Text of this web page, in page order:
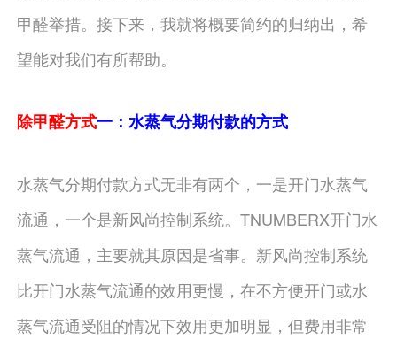
甲醛举措。接下来，我就将概要简约的归纳出，希
望能对我们有所帮助。
除甲醛方式一：水蒸气分期付款的方式
水蒸气分期付款方式无非有两个，一是开门水蒸气
流通，一个是新风尚控制系统。TNUMBERX开门水
蒸气流通，主要就其原因是省事。新风尚控制系统
比开门水蒸气流通的效用更慢，在不方便开门或水
蒸气流通受阻的情况下效用更加明显，但费用非常